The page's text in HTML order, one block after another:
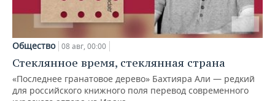
Общество 08 авг, 00:00
Стеклянное время, стеклянная страна
«Последнее гранатовое дерево» Бахтияра Али — редкий
для российского книжного поля перевод современного